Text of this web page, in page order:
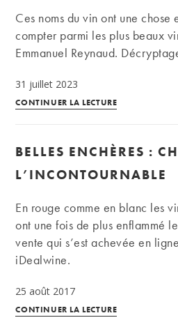
Pape
Ces noms du vin ont une chose
compter parmi les plus beaux
Emmanuel Reynaud.
31 juillet 2023
CONTINUER LA LECTUREChâteau
Fonsalette,
Pialade
les
chefs-
d’œuvre
BELLES ENCHÈRES :
L’INCONTOURNABLE
En rouge comme en blanc les
ont une fois de plus enflammé
vente qui s’est achevée en
iDealwine.
25 août 2017
CONTINUER LA LECTUREBelles